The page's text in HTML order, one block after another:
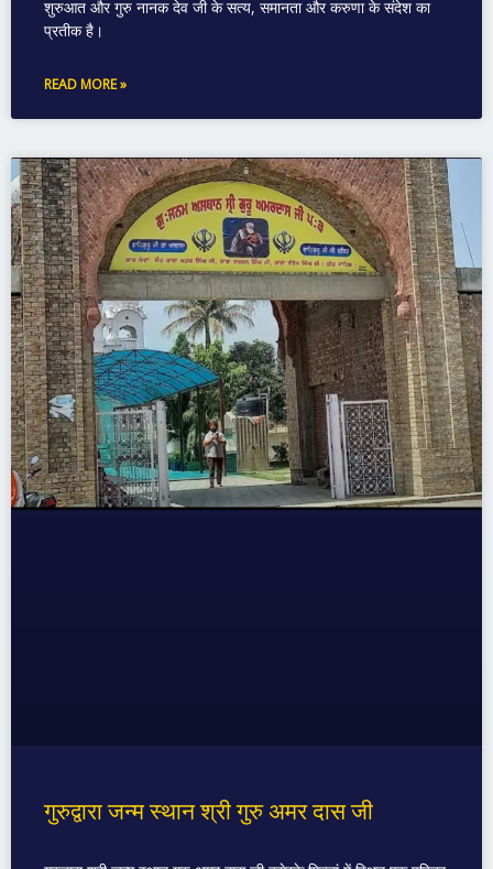
शुरुआत और गुरु नानक देव जी के सत्य, समानता और करुणा के संदेश का
प्रतीक है।
READ MORE »
गुरुद्वारा जन्म स्थान श्री गुरु अमर दास जी